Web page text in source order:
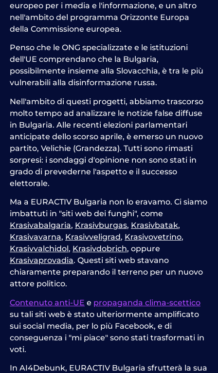
europeo per i media e l'informazione, e un altro
nell'ambito del programma Orizzonte Europa
della Commissione europea.
Penso che le ONG specializzate e le istituzioni
dell'UE comprendano che la Bulgaria,
possibilmente insieme alla Slovacchia, è tra le più
vulnerabili alla disinformazione russa.
Nell'ambito di questi progetti, abbiamo trascorso
molto tempo ad analizzare le notizie false diffuse
in Bulgaria. Alle recenti elezioni parlamentari
anticipate dello scorso aprile, è emerso un nuovo
partito, Velichie (Grandezza). Tutti sono rimasti
sorpresi: i sondaggi d'opinione non sono stati in
grado di prevederne l'aspetto e il successo
elettorale.
Ma a EURACTIV Bulgaria non lo eravamo. Ci siamo
imbattuti in "siti web dei funghi", come
Krasivabalgaria, Krasivburgas, Krasivbatak,
Krasivavarna, Krasivveligrad, Krasivovetrino,
Krasivvalchidol, Krasivdobrich, oppure
Krasivaprovadia. Questi siti web stavano
chiaramente preparando il terreno per un nuovo
attore politico.
Contenuto anti-UE e propaganda clima-scettico
su tali siti web è stato ulteriormente amplificato
sui social media, per lo più Facebook, e di
conseguenza i "mi piace" sono stati trasformati in
voti.
In AI4Debunk, EURACTIV Bulgaria sfrutterà la sua